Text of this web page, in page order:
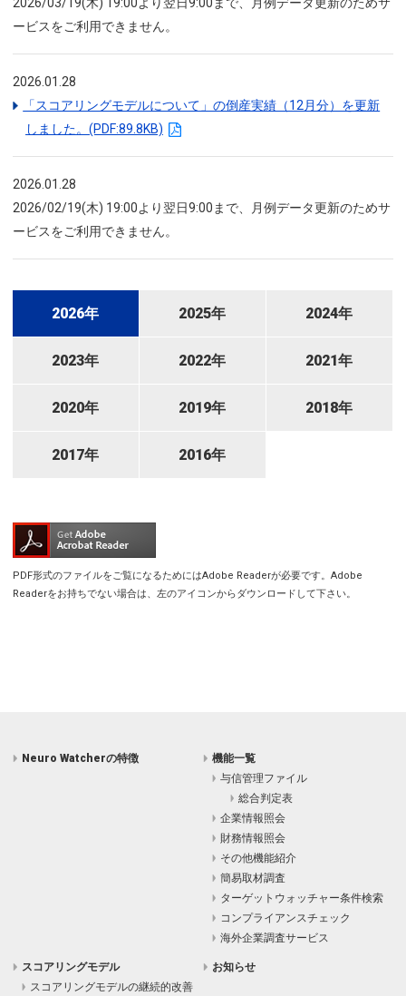
ービスをご利用できません。
2026.01.28
「スコアリングモデルについて」の倒産実績（12月分）を更新
しました。(PDF:89.8KB)
2026.01.28
2026/02/19(木) 19:00より翌日9:00まで、月例データ更新のためサ
ービスをご利用できません。
2026年 2025年 2024年
2023年 2022年 2021年
2020年 2019年 2018年
2017年 2016年
PDF形式のファイルをご覧になるためにはAdobe Readerが必要です。Adobe
Readerをお持ちでない場合は、左のアイコンからダウンロードして下さい。
Neuro Watcherの特徴
機能一覧
与信管理ファイル
総合判定表
企業情報照会
財務情報照会
その他機能紹介
簡易取材調査
ターゲットウォッチャー条件検索
コンプライアンスチェック
海外企業調査サービス
スコアリングモデル
スコアリングモデルの継続的改善
お知らせ